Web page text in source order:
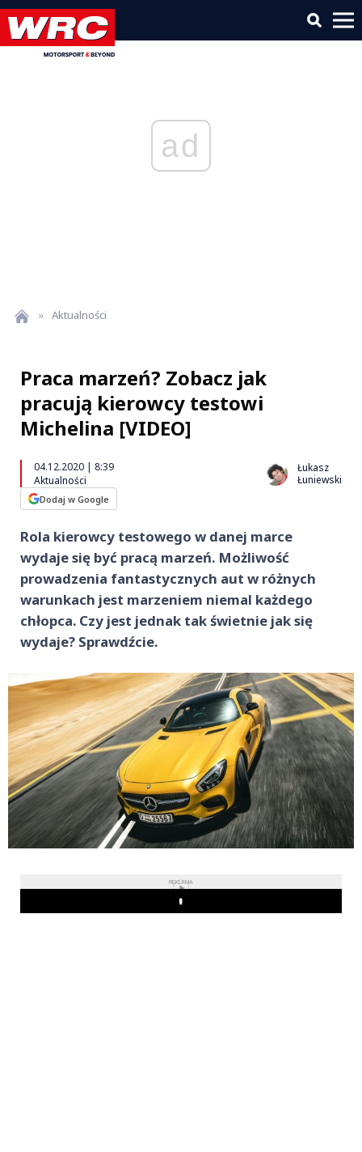
ad
» Aktualności
Praca marzeń? Zobacz jak
pracują kierowcy testowi
Michelina [VIDEO]
04.12.2020 | 8:39
Aktualności
Dodaj w Google
Łukasz
Łuniewski
Rola kierowcy testowego w danej marce
wydaje się być pracą marzeń. Możliwość
prowadzenia fantastycznych aut w różnych
warunkach jest marzeniem niemal każdego
chłopca. Czy jest jednak tak świetnie jak się
wydaje? Sprawdźcie.
REKLAMA
Play